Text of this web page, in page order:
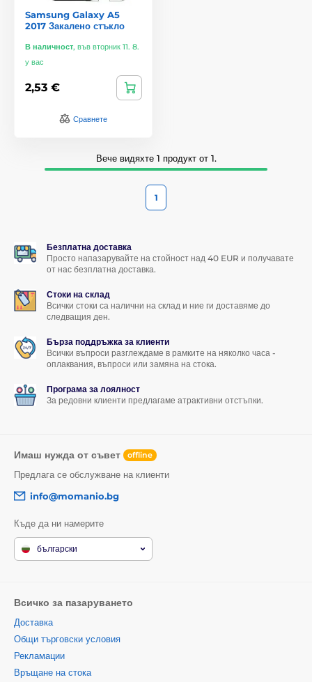
Samsung Galaxy A5
2017 Закалено стъкло
В наличност, във вторник 11. 8.
у вас
2,53 €
Сравнете
Вече видяхте 1 продукт от 1.
1
Безплатна доставка
Просто напазарувайте на стойност над 40 EUR и получавате
от нас безплатна доставка.
Стоки на склад
Всички стоки са налични на склад и ние ги доставяме до
следващия ден.
Бърза поддръжка за клиенти
Всички въпроси разглеждаме в рамките на няколко часа -
оплаквания, въпроси или замяна на стока.
Програма за лоялност
За редовни клиенти предлагаме атрактивни отстъпки.
Имаш нужда от съвет offline
Предлага се обслужване на клиенти
info@momanio.bg
Къде да ни намерите
български
Всичко за пазаруването
Доставка
Общи търговски условия
Рекламации
Връщане на стока